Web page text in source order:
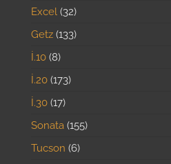
Excel 32
Getz 133
İ.10 8
İ.20 173
İ.30 17
Sonata 155
Tucson 6